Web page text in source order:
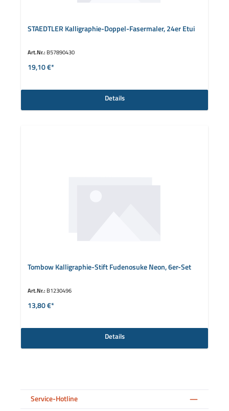
STAEDTLER Kalligraphie-Doppel-Fasermaler, 24er Etui
Art.Nr.: B57890430
19,10 €*
Details
Tombow Kalligraphie-Stift Fudenosuke Neon, 6er-Set
Art.Nr.: B1230496
13,80 €*
Details
Service-Hotline